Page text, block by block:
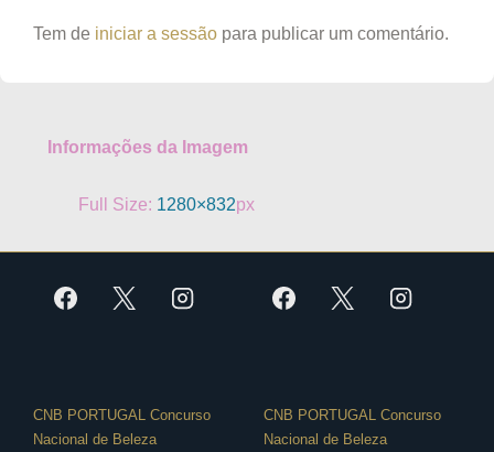
Tem de iniciar a sessão para publicar um comentário.
Informações da Imagem
Full Size: 1280×832px
CNB PORTUGAL Concurso
Nacional de Beleza
CNB PORTUGAL Concurso
Nacional de Beleza